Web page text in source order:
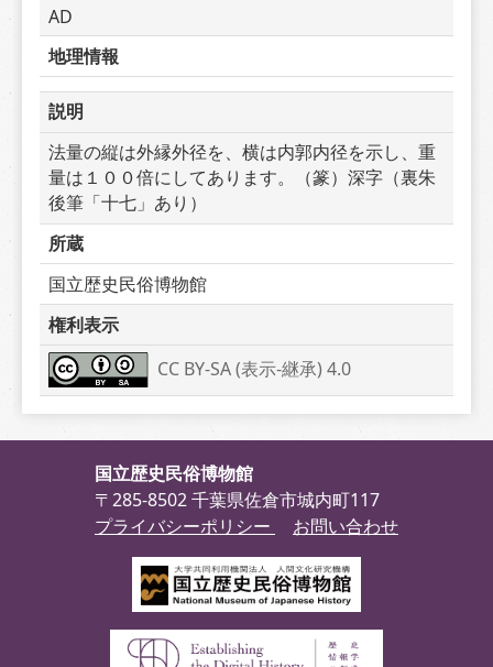
AD
地理情報
説明
法量の縦は外縁外径を、横は内郭内径を示し、重
量は１００倍にしてあります。（篆）深字（裏朱
後筆「十七」あり）
所蔵
国立歴史民俗博物館
権利表示
CC BY-SA (表示-継承) 4.0
国立歴史民俗博物館
〒285-8502 千葉県佐倉市城内町117
プライバシーポリシー
お問い合わせ